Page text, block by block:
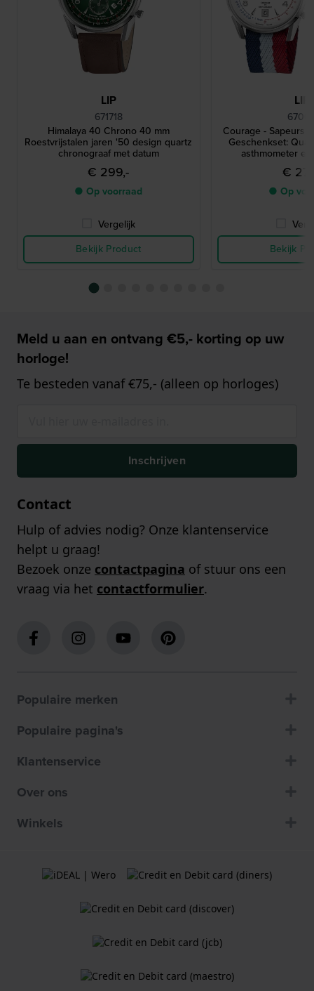
LIP
671718
Himalaya 40 Chrono 40 mm
Roestvrijstalen jaren '50 design quartz
chronograaf met datum
€ 299,-
● Op voorraad
Vergelijk
Bekijk Product
LIP
Courage - Sapeurs
Geschenkset:
asthmometer
wijzerplaat met
€
● Op
Bekijk
Meld u aan en ontvang €5,- korting op uw
horloge!
Te besteden vanaf €75,- (alleen op horloges)
Inschrijven
Contact
Hulp of advies nodig? Onze klantenservice
helpt u graag!
Bezoek onze contactpagina of stuur ons een
vraag via het contactformulier.
Populaire merken
Populaire pagina's
Klantenservice
Over ons
Winkels